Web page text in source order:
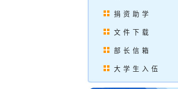
捐资助学
文件下载
部长信箱
大学生入伍